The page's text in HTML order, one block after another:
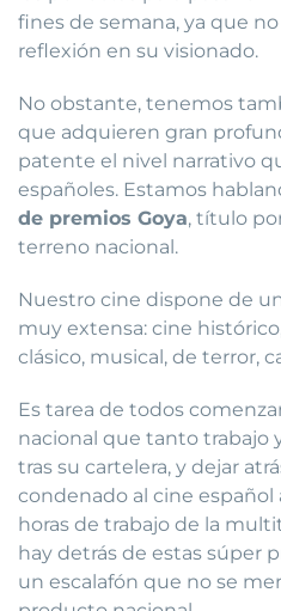
fines de semana, ya que
reflexión en su visionado.
No obstante, tenemos
que adquieren gran
patente el nivel narrativo
españoles. Estamos
de premios Goya, título
terreno nacional.
Nuestro cine dispone de
muy extensa: cine
clásico, musical, de terror,
Es tarea de todos
nacional que tanto trabajo
tras su cartelera, y dejar
condenado al cine español
horas de trabajo de la
hay detrás de estas súper
un escalafón que no se